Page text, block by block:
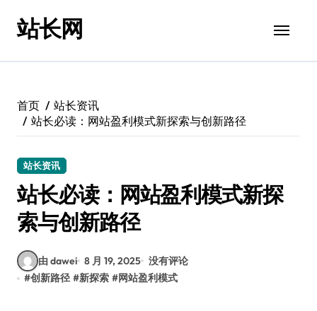
站长网
首页
站长资讯
站长必读：网站盈利模式新探索与创新路径
站长资讯
站长必读：网站盈利模式新探
索与创新路径
由 dawei 8 月 19, 2025 没有评论
#创新路径 #新探索 #网站盈利模式